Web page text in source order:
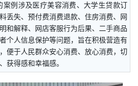
案例涉及医疗美容消费、大学生贷款订
丢失、预付费消费退款、住房消费、网
和解释、网店客服行为后果、二手商品
个人信息保护等问题，旨在积极营造有
便于人民群众安心消费、放心消费，切
获得感和幸福感。